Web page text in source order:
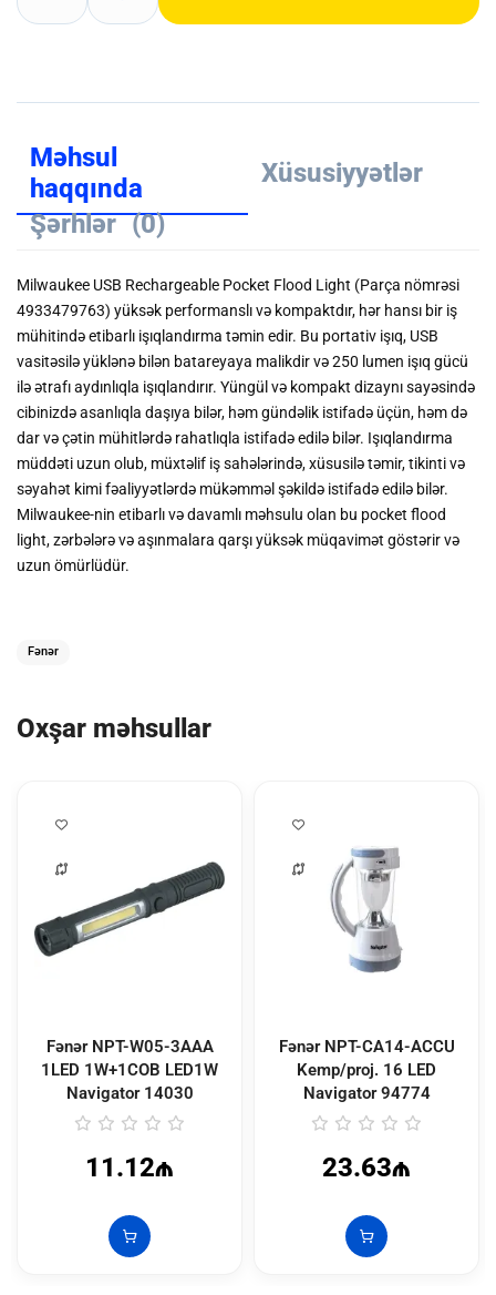
Məhsul
haqqında
Xüsusiyyətlər
Şərhlər (0)
Milwaukee USB Rechargeable Pocket Flood Light (Parça nömrəsi
4933479763) yüksək performanslı və kompaktdır, hər hansı bir iş
mühitində etibarlı işıqlandırma təmin edir. Bu portativ işıq, USB
vasitəsilə yüklənə bilən batareyaya malikdir və 250 lumen işıq gücü
ilə ətrafı aydınlıqla işıqlandırır. Yüngül və kompakt dizaynı sayəsində
cibinizdə asanlıqla daşıya bilər, həm gündəlik istifadə üçün, həm də
dar və çətin mühitlərdə rahatlıqla istifadə edilə bilər. Işıqlandırma
müddəti uzun olub, müxtəlif iş sahələrində, xüsusilə təmir, tikinti və
səyahət kimi fəaliyyətlərdə mükəmməl şəkildə istifadə edilə bilər.
Milwaukee-nin etibarlı və davamlı məhsulu olan bu pocket flood
light, zərbələrə və aşınmalara qarşı yüksək müqavimət göstərir və
uzun ömürlüdür.
Fənər
Oxşar məhsullar
Fənər NPT-W05-3AAA
1LED 1W+1COB LED1W
Navigator 14030
11.12₼
Fənər NPT-CA14-ACCU
Kemp/proj. 16 LED
Navigator94774
23.63₼